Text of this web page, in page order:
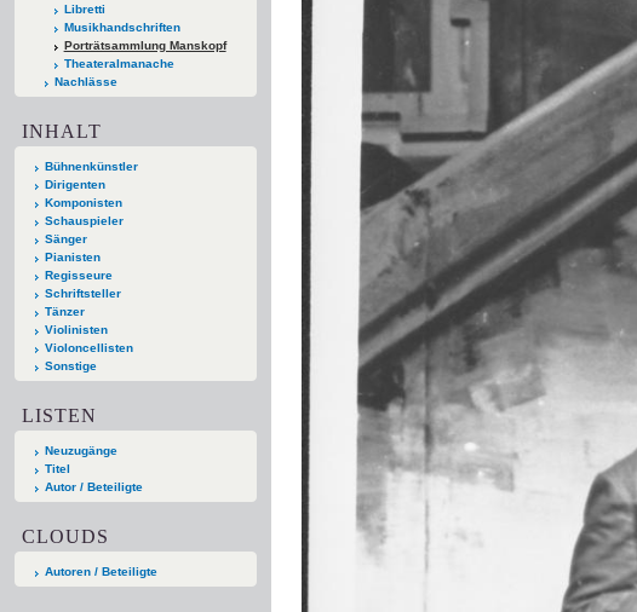
Libretti
Musikhandschriften
Porträtsammlung Manskopf
Theateralmanache
Nachlässe
INHALT
Bühnenkünstler
Dirigenten
Komponisten
Schauspieler
Sänger
Pianisten
Regisseure
Schriftsteller
Tänzer
Violinisten
Violoncellisten
Sonstige
LISTEN
Neuzugänge
Titel
Autor / Beteiligte
CLOUDS
Autoren / Beteiligte